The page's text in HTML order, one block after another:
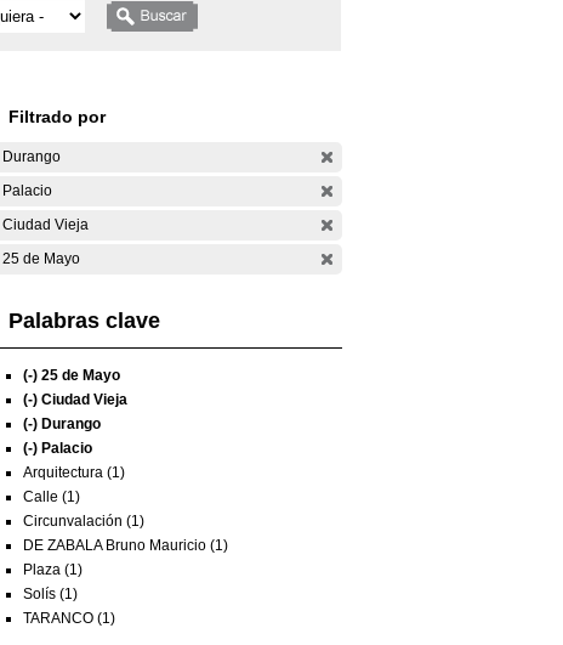
Filtrado por
Durango
Palacio
Ciudad Vieja
25 de Mayo
Palabras clave
(-) 25 de Mayo
(-) Ciudad Vieja
(-) Durango
(-) Palacio
Arquitectura (1)
Calle (1)
Circunvalación (1)
DE ZABALA Bruno Mauricio (1)
Plaza (1)
Solís (1)
TARANCO (1)